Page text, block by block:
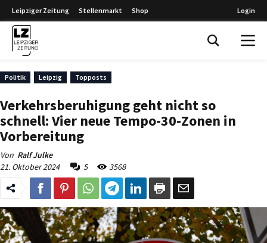
Leipziger Zeitung Stellenmarkt Shop Login
Politik Leipzig Topposts
Verkehrsberuhigung geht nicht so
schnell: Vier neue Tempo-30-Zonen in
Vorbereitung
Von Ralf Julke
21. Oktober 2024
5 3568